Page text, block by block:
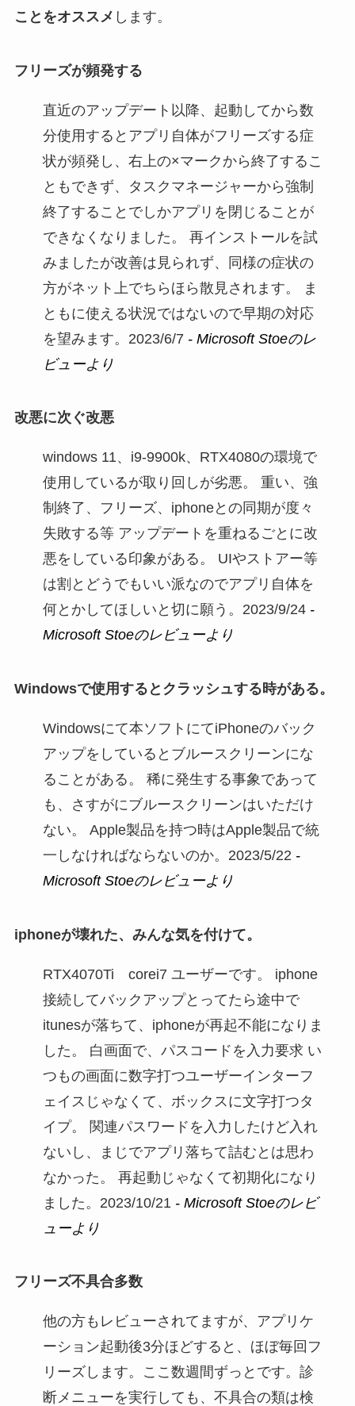
ことをオススメ します。
フリーズが頻発する
直近のアップデート以降、起動してから数
分使用するとアプリ自体がフリーズする症
状が頻発し、右上の×マークから終了するこ
ともできず、タスクマネージャーから強制
終了することでしかアプリを閉じることが
できなくなりました。 再インストールを試
みましたが改善は見られず、同様の症状の
方がネット上でちらほら散見されます。 ま
ともに使える状況ではないので早期の対応
を望みます。2023/6/7 - Microsoft Stoeのレ
ビューより
改悪に次ぐ改悪
windows 11、i9-9900k、RTX4080の環境で
使用しているが取り回しが劣悪。 重い、強
制終了、フリーズ、iphoneとの同期が度々
失敗する等 アップデートを重ねるごとに改
悪をしている印象がある。 UIやストアー等
は割とどうでもいい派なのでアプリ自体を
何とかしてほしいと切に願う。2023/9/24 -
Microsoft Stoeのレビューより
Windowsで使用するとクラッシュする時がある。
Windowsにて本ソフトにてiPhoneのバック
アップをしているとブルースクリーンにな
ることがある。 稀に発生する事象であって
も、さすがにブルースクリーンはいただけ
ない。 Apple製品を持つ時はApple製品で統
一しなければならないのか。2023/5/22 -
Microsoft Stoeのレビューより
iphoneが壊れた、みんな気を付けて。
RTX4070Ti corei7 ユーザーです。 iphone
接続してバックアップとってたら途中で
itunesが落ちて、iphoneが再起不能になりま
した。 白画面で、パスコードを入力要求 い
つもの画面に数字打つユーザーインターフ
ェイスじゃなくて、ボックスに文字打つタ
イプ。 関連パスワードを入力したけど入れ
ないし、まじでアプリ落ちて詰むとは思わ
なかった。 再起動じゃなくて初期化になり
ました。2023/10/21 - Microsoft Stoeのレビ
ューより
フリーズ不具合多数
他の方もレビューされてますが、アプリケ
ーション起動後3分ほどすると、ほぼ毎回フ
リーズします。ここ数週間ずっとです。診
断メニューを実行しても、不具合の類は検